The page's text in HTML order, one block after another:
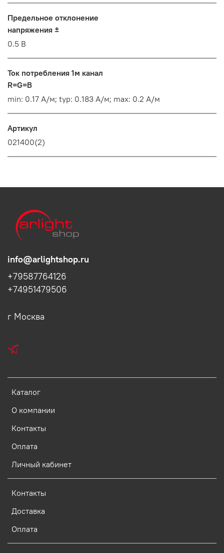
Предельное отклонение
напряжения ±
0.5 В
Ток потребления 1м канал
R=G=B
min: 0.17 А/м; typ: 0.183 А/м; max: 0.2 А/м
Артикул
021400(2)
Каталог
О компании
Контакты
Оплата
Личный кабинет
Контакты
Доставка
Оплата
info@arlightshop.ru
+79587764126
+74951479506
г Москва